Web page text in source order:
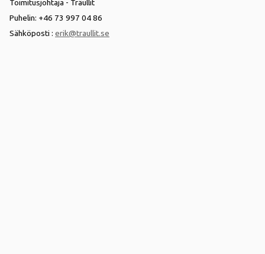
Toimitusjohtaja - Träullit
Puhelin: +46 73 997 04 86
Sähköposti : erik@traullit.se